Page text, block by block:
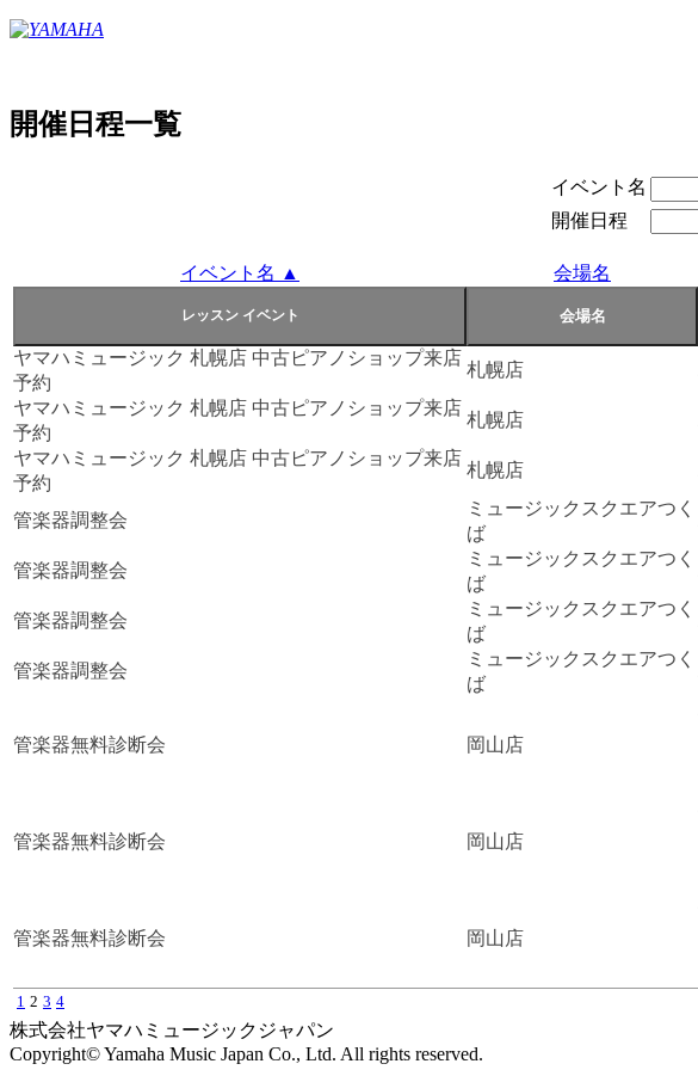
開催日程一覧
イベント名
開催日程
イベント名 ▲ 会場名
ヤマハミュージック 札幌店 中古ピアノショップ来店
予約
札幌店
ヤマハミュージック 札幌店 中古ピアノショップ来店
予約
札幌店
ヤマハミュージック 札幌店 中古ピアノショップ来店
予約
札幌店
管楽器調整会
ミュージックスクエアつく
ば
管楽器調整会
ミュージックスクエアつく
ば
管楽器調整会
ミュージックスクエアつく
ば
管楽器調整会
ミュージックスクエアつく
ば
管楽器無料診断会 岡山店
管楽器無料診断会 岡山店
管楽器無料診断会 岡山店
1 2 3 4
株式会社ヤマハミュージックジャパン
Copyright© Yamaha Music Japan Co., Ltd. All rights reserved.